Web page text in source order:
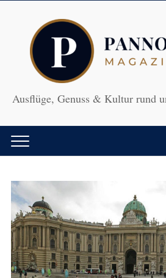
Ausflüge, Genuss & Kultur rund